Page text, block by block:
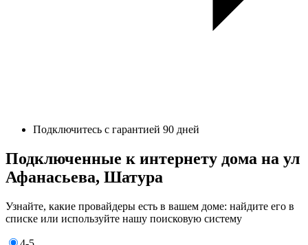
Подключитесь с гарантией 90 дней
Подключенные к интернету дома на ул
Афанасьева, Шатура
Узнайте, какие провайдеры есть в вашем доме: найдите его в
списке или используйте нашу поисковую систему